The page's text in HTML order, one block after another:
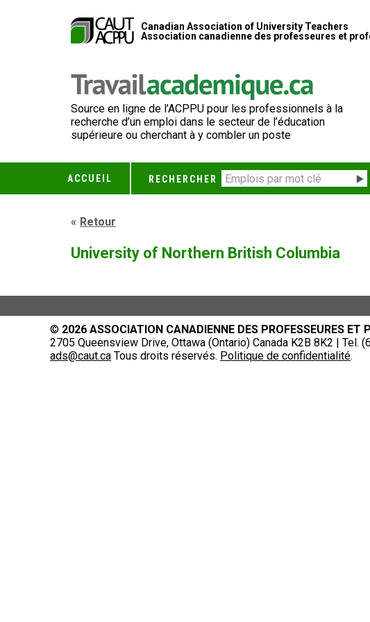
Canadian Association of University Teachers
Association canadienne des professeures et
Source en ligne de l’ACPPU pour les professionnels à la
recherche d’un emploi dans le secteur de l’éducation
supérieure ou cherchant à y combler un poste
ACCUEIL RECHERCHER
Retour
University of Northern British Columbia
© 2026 ASSOCIATION CANADIENNE DES PROFESSEURES ET
2705 Queensview Drive, Ottawa (Ontario) Canada K2B 8K2 | Tel.
ads@caut.ca Tous droits réservés. Politique de confidentialité.